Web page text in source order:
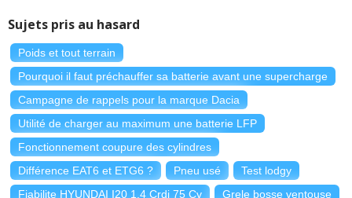
Sujets pris au hasard
Poids et tout terrain
Pourquoi il faut préchauffer sa batterie avant une supercharge
Campagne de rappels pour la marque Dacia
Utilité de charger au maximum une batterie LFP
Fonctionnement coupure des cylindres
Différence EAT6 et ETG6 ?
Pneu usé
Test lodgy
Fiabilite HYUNDAI I20 1.4 Crdi 75 Cv
Grele bosse ventouse